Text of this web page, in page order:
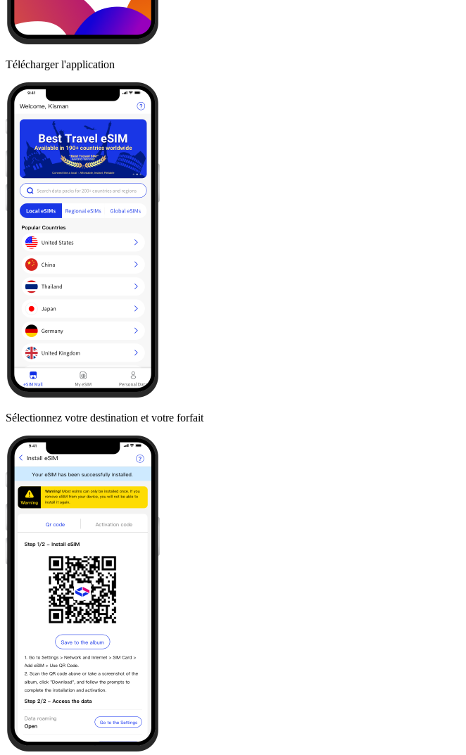
Télécharger l'application
Sélectionnez votre destination et votre forfait